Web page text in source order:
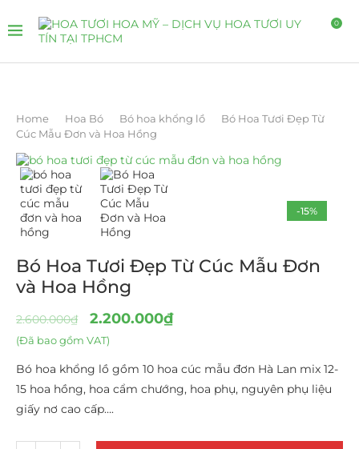
0
Home Hoa Bó Bó hoa khổng lồ
Bó Hoa Tươi Đẹp Từ
Cúc Mẫu Đơn và Hoa Hồng
-15%
Bó Hoa Tươi Đẹp Từ Cúc Mẫu Đơn
và Hoa Hồng
2.600.000₫ 2.200.000₫
(Đã bao gồm VAT)
Bó hoa khổng lồ gồm 10 hoa cúc mẫu đơn Hà Lan mix 12-
15 hoa hồng, hoa cẩm chướng, hoa phụ, nguyên phụ liệu
giấy nơ cao cấp….